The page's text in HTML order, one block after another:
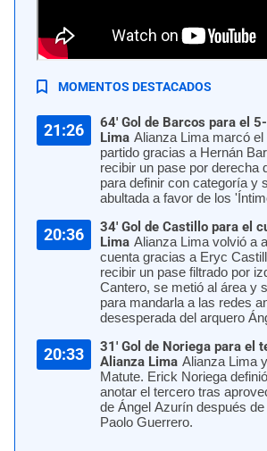
Alianza Lima venció por goleada a Binacional en
Apertura 2025. | Foto: Carlos Félix / URPI-LR
MOMENTOS DESTACADOS
21:26
64' Gol de Barcos para el
Lima Alianza Lima marcó el
partido gracias a Hernán
recibir un pase por derecha
para definir con categoría y
abultada a favor de los
20:36
34' Gol de Castillo para el
Lima Alianza Lima volvió a
cuenta gracias a Eryc
recibir un pase filtrado por
Cantero, se metió al área y
para mandarla a las redes
desesperada del arquero
20:33
31' Gol de Noriega para el
Alianza Lima Alianza Lima
Matute. Erick Noriega
anotar el tercero tras
de Ángel Azurín después
Paolo Guerrero.